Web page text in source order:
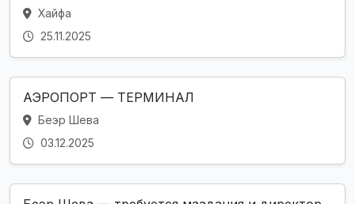
Хайфа
25.11.2025
АЭРОПОРТ — ТЕРМИНАЛ
Беэр Шева
03.12.2025